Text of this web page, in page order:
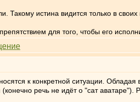
истина видится только в
для того, чтобы его
к конкретной ситуации.
речь не идёт о "сат аватаре").